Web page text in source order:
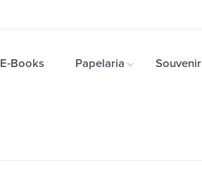
E-Books Papelaria Souvenir